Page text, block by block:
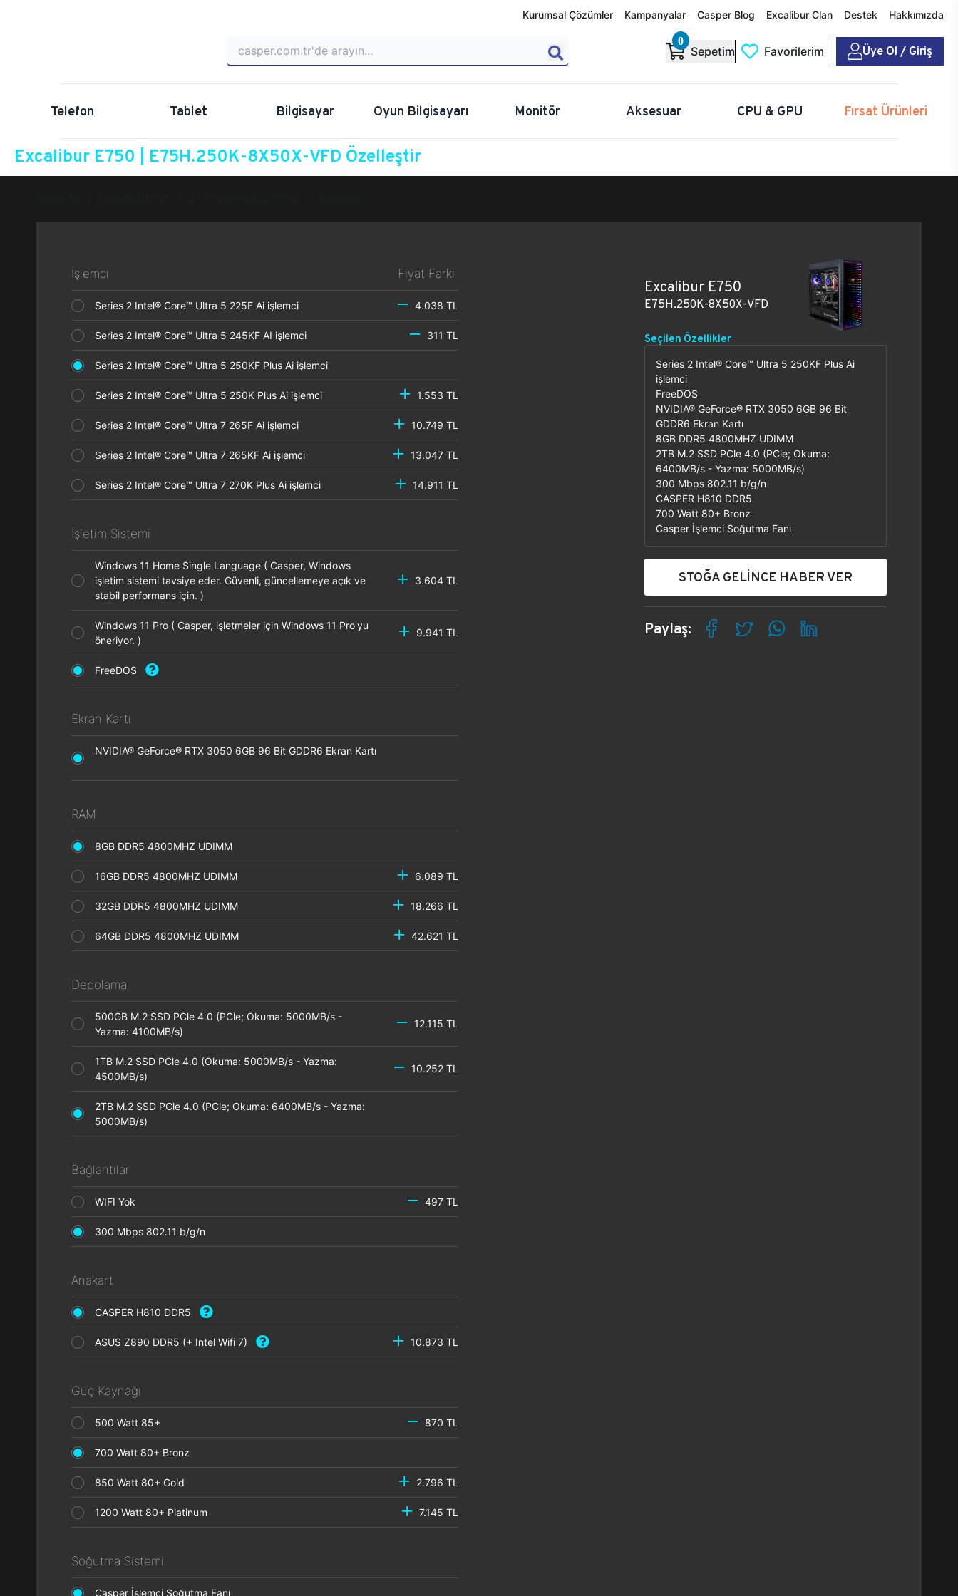
Kurumsal Çözümler Kampanyalar Casper Blog Excalibur Clan Destek Hakkımızda
0
Sepetim Favorilerim Üye Ol / Giriş
Telefon Tablet Bilgisayar Oyun Bilgisayarı Monitör Aksesuar CPU & GPU Fırsat Ürünleri
Excalibur E750 | E75H.250K-8X50X-VFD Özelleştir
İşlemci Fiyat Farkı
Series 2 Intel® Core™ Ultra 5 225F Ai işlemci 4.038 TL
Series 2 Intel® Core™ Ultra 5 245KF AI işlemci 311 TL
Series 2 Intel® Core™ Ultra 5 250KF Plus Ai işlemci
Series 2 Intel® Core™ Ultra 5 250K Plus Ai işlemci 1.553 TL
Series 2 Intel® Core™ Ultra 7 265F Ai işlemci 10.749 TL
Series 2 Intel® Core™ Ultra 7 265KF Ai işlemci 13.047 TL
Series 2 Intel® Core™ Ultra 7 270K Plus Ai işlemci 14.911 TL
İşletim Sistemi
Windows 11 Home Single Language ( Casper, Windows
işletim sistemi tavsiye eder. Güvenli, güncellemeye açık ve
stabil performans için. )
3.604 TL
Windows 11 Pro ( Casper, işletmeler için Windows 11 Pro'yu
öneriyor. )
9.941 TL
FreeDOS
Ekran Kartı
NVIDIA® GeForce® RTX 3050 6GB 96 Bit GDDR6 Ekran Kartı
RAM
8GB DDR5 4800MHZ UDIMM
16GB DDR5 4800MHZ UDIMM 6.089 TL
32GB DDR5 4800MHZ UDIMM 18.266 TL
64GB DDR5 4800MHZ UDIMM 42.621 TL
Depolama
500GB M.2 SSD PCle 4.0 (PCle; Okuma: 5000MB/s -
Yazma: 4100MB/s)
12.115 TL
1TB M.2 SSD PCle 4.0 (Okuma: 5000MB/s - Yazma:
4500MB/s)
10.252 TL
2TB M.2 SSD PCle 4.0 (PCle; Okuma: 6400MB/s - Yazma:
5000MB/s)
Bağlantılar
WIFI Yok 497 TL
300 Mbps 802.11 b/g/n
Anakart
CASPER H810 DDR5
ASUS Z890 DDR5 (+ Intel Wifi 7) 10.873 TL
Güç Kaynağı
500 Watt 85+ 870 TL
700 Watt 80+ Bronz
850 Watt 80+ Gold 2.796 TL
1200 Watt 80+ Platinum 7.145 TL
Soğutma Sistemi
Casper İşlemci Soğutma Fanı
Excalibur E750
E75H.250K-8X50X-VFD
Seçilen Özellikler
Series 2 Intel® Core™ Ultra 5 250KF Plus Ai
işlemci
FreeDOS
NVIDIA® GeForce® RTX 3050 6GB 96 Bit
GDDR6 Ekran Kartı
8GB DDR5 4800MHZ UDIMM
2TB M.2 SSD PCle 4.0 (PCle; Okuma:
6400MB/s - Yazma: 5000MB/s)
300 Mbps 802.11 b/g/n
CASPER H810 DDR5
700 Watt 80+ Bronz
Casper İşlemci Soğutma Fanı
STOĞA GELİNCE HABER VER
Paylaş: